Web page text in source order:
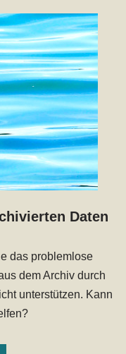
Daten
das problemlose
dem Archiv durch
unterstützen. Kann